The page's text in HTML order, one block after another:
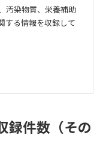
汚染物質、栄養補助
する情報を収録して
録件数（その